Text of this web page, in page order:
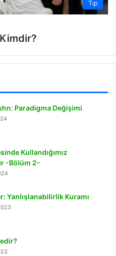
Tıp
Kimdir?
Paradigma Değişimi
Kullandığımız
-Bölüm 2-
Yanlışlanabilirlik Kuramı